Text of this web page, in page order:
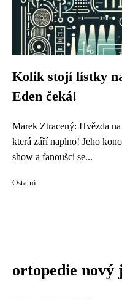
Kolik stojí lístky
Eden čeká!
Marek Ztracený: Hvězda
která září naplno! Jeho
show a fanoušci se...
Ostatní
ortopedie nový